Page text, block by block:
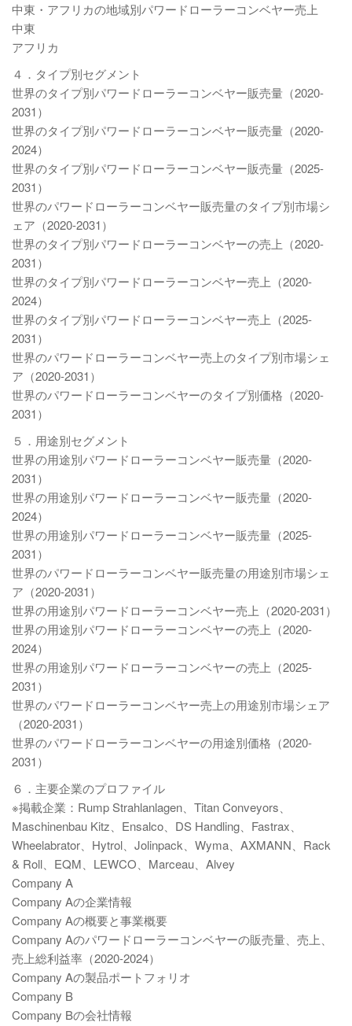
中東・アフリカの地域別パワードローラーコンベヤー売上
中東
アフリカ
４．タイプ別セグメント
世界のタイプ別パワードローラーコンベヤー販売量（2020-
2031）
世界のタイプ別パワードローラーコンベヤー販売量（2020-
2024）
世界のタイプ別パワードローラーコンベヤー販売量（2025-
2031）
世界のパワードローラーコンベヤー販売量のタイプ別市場シ
ェア（2020-2031）
世界のタイプ別パワードローラーコンベヤーの売上（2020-
2031）
世界のタイプ別パワードローラーコンベヤー売上（2020-
2024）
世界のタイプ別パワードローラーコンベヤー売上（2025-
2031）
世界のパワードローラーコンベヤー売上のタイプ別市場シェ
ア（2020-2031）
世界のパワードローラーコンベヤーのタイプ別価格（2020-
2031）
５．用途別セグメント
世界の用途別パワードローラーコンベヤー販売量（2020-
2031）
世界の用途別パワードローラーコンベヤー販売量（2020-
2024）
世界の用途別パワードローラーコンベヤー販売量（2025-
2031）
世界のパワードローラーコンベヤー販売量の用途別市場シェ
ア（2020-2031）
世界の用途別パワードローラーコンベヤー売上（2020-2031）
世界の用途別パワードローラーコンベヤーの売上（2020-
2024）
世界の用途別パワードローラーコンベヤーの売上（2025-
2031）
世界のパワードローラーコンベヤー売上の用途別市場シェア
（2020-2031）
世界のパワードローラーコンベヤーの用途別価格（2020-
2031）
６．主要企業のプロファイル
※掲載企業：Rump Strahlanlagen、Titan Conveyors、
Maschinenbau Kitz、Ensalco、DS Handling、Fastrax、
Wheelabrator、Hytrol、Jolinpack、Wyma、AXMANN、Rack
& Roll、EQM、LEWCO、Marceau、Alvey
Company A
Company Aの企業情報
Company Aの概要と事業概要
Company Aのパワードローラーコンベヤーの販売量、売上、
売上総利益率（2020-2024）
Company Aの製品ポートフォリオ
Company B
Company Bの会社情報